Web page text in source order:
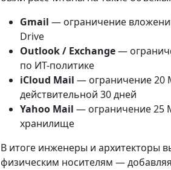
Gmail — ограничение
Drive
Outlook / Exchange—
по ИТ-политике
iCloud Mail — ограничение 20
действительной 30 дней
Yahoo Mail — ограничение 25
хранилище
В итоге инженеры и архитекторы
физическим носителям —